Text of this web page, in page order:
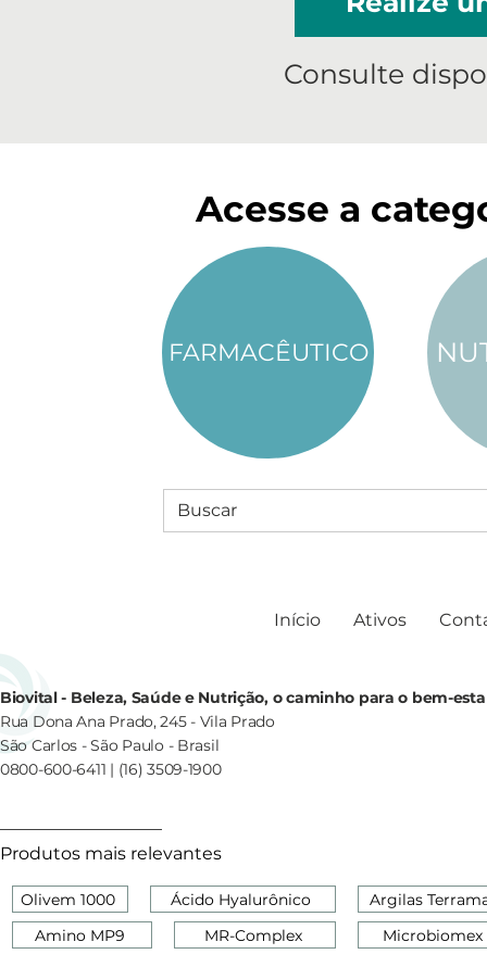
Consulte
Acesse a
FARMACÊUTICO
Biovital - Beleza, Saúde e Nutrição, o caminho para o bem-
Rua Dona Ana Prado, 245 - Vila Prado
São Carlos - São Paulo - Brasil
0800-600-6411 | (16) 3509-1900
Início Ativos
Produtos mais relevantes
Olivem 1000
Ácido Hyalurônico
Amino MP9
MR-Complex
Argilas
Microbiomex